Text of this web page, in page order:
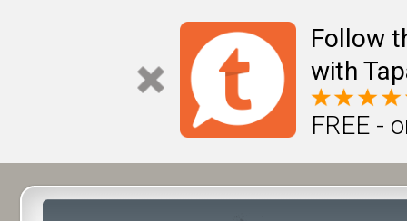
Follow
with
FREE -